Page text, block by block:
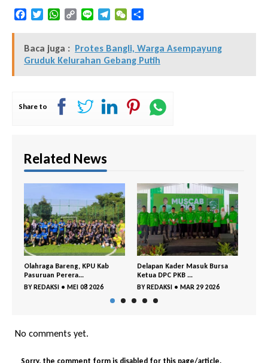
FacebookTwitterWhatsApp
Copy
Line TelegramWeChat
Baca juga : Protes Bangli, Warga Asempayung
Gruduk Kelurahan Gebang Putih
Share to
Related News
Kab
Delapan Kader Masuk Bursa
Ketua DPC PKB ...
BYREDAKSI •MAR 29 2026
PDI Perjuangan– GP Ansor
Bangil Buka P...
BYREDAKSI •MAR 18 2026
No comments yet.
Sorry, the comment form is disabled for this page/article.